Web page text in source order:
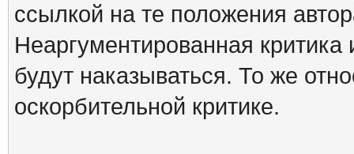
ссылкой на те положения
Неаргументированная
будут наказываться. То же
оскорбительной критике.